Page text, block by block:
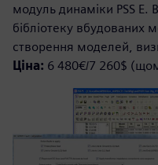
модуль динаміки PSS E.
бібліотеку вбудованих
створення моделей,
Ціна: 6 480€/7 260$